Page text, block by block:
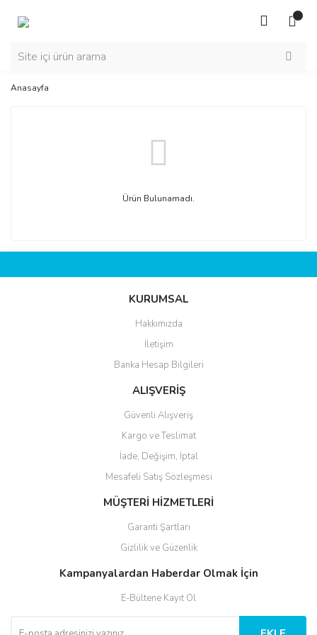
Anasayfa
Ürün Bulunamadı.
KURUMSAL
Hakkımızda
İletişim
Banka Hesap Bilgileri
ALIŞVERİŞ
Güvenli Alışveriş
Kargo ve Teslimat
İade, Değişim, İptal
Mesafeli Satış Sözleşmesi
MÜŞTERİ HİZMETLERİ
Garanti Şartları
Gizlilik ve Güzenlik
Kampanyalardan Haberdar Olmak İçin
E-Bültene Kayıt Ol